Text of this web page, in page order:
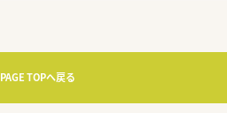
PAGE TOPへ戻る